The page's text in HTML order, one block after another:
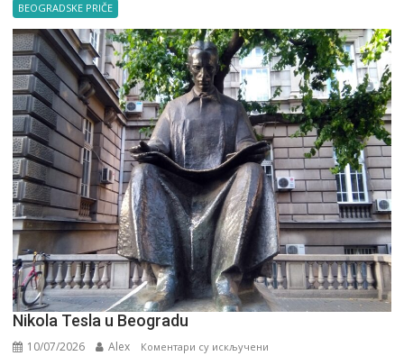
BEOGRADSKE PRIČE
Nikola Tesla u Beogradu
10/07/2026 Alex Коментари су искључени